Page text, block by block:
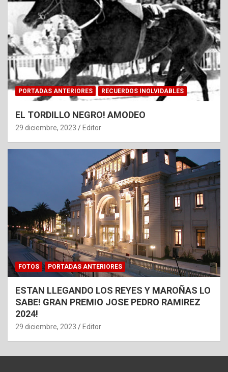
PORTADAS ANTERIORES RECUERDOS INOLVIDABLES
EL TORDILLO NEGRO! AMODEO
29 diciembre, 2023 Editor
FOTOS PORTADAS ANTERIORES
ESTAN LLEGANDO LOS REYES Y MAROÑAS LO
SABE! GRAN PREMIO JOSE PEDRO RAMIREZ
2024!
29 diciembre, 2023 Editor